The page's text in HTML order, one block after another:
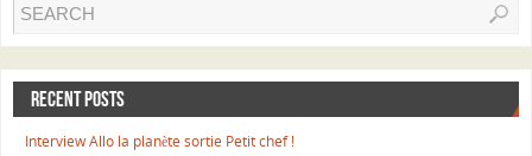
RECENT POSTS
Interview Allo la planète sortie Petit chef !